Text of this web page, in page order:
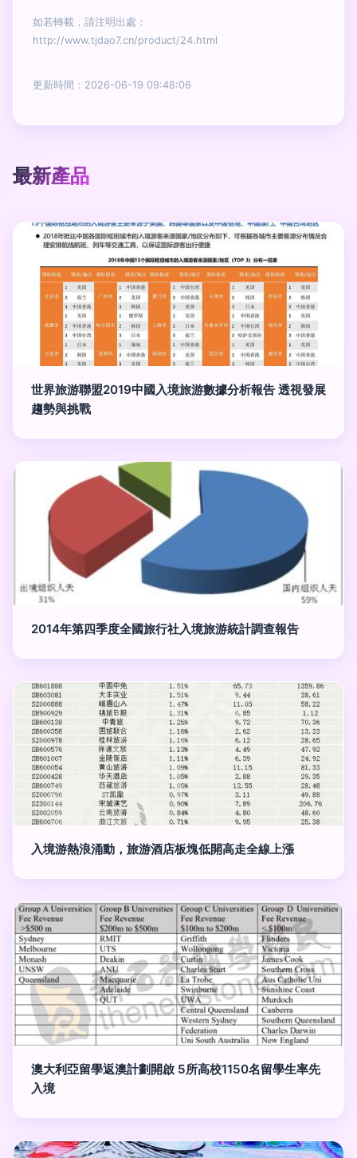
如若轉載，請注明出處：
http://www.tjdao7.cn/product/24.html
更新時間：2026-06-19 09:48:06
最新產品
世界旅游聯盟2019中國入境旅游數據分析報告 透視發展
趨勢與挑戰
2014年第四季度全國旅行社入境旅游統計調查報告
入境游熱浪涌動，旅游酒店板塊低開高走全線上漲
澳大利亞留學返澳計劃開啟 5所高校1150名留學生率先
入境